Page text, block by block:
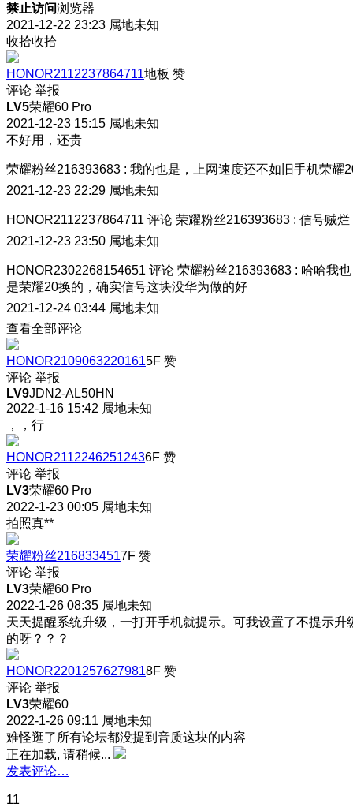
禁止访问浏览器
2021-12-22 23:23 属地未知
收拾收拾
HONOR2112237864711地板 赞
评论 举报
LV5荣耀60 Pro
2021-12-23 15:15 属地未知
不好用，还贵
荣耀粉丝216393683 : 我的也是，上网速度还不如旧手机荣耀
2021-12-23 22:29 属地未知
HONOR2112237864711 评论 荣耀粉丝216393683 : 信号贼烂
2021-12-23 23:50 属地未知
HONOR2302268154651 评论 荣耀粉丝216393683 : 哈哈我也
是荣耀20换的，确实信号这块没华为做的好
2021-12-24 03:44 属地未知
查看全部评论
HONOR21090632201615F 赞
评论 举报
LV9JDN2-AL50HN
2022-1-16 15:42 属地未知
，，行
HONOR21122462512436F 赞
评论 举报
LV3荣耀60 Pro
2022-1-23 00:05 属地未知
拍照真**
荣耀粉丝2168334517F 赞
评论 举报
LV3荣耀60 Pro
2022-1-26 08:35 属地未知
天天提醒系统升级，一打开手机就提示。可我设置了不提示升
的呀？？？
HONOR22012576279818F 赞
评论 举报
LV3荣耀60
2022-1-26 09:11 属地未知
难怪逛了所有论坛都没提到音质这块的内容
正在加载, 请稍候...
发表评论…
11